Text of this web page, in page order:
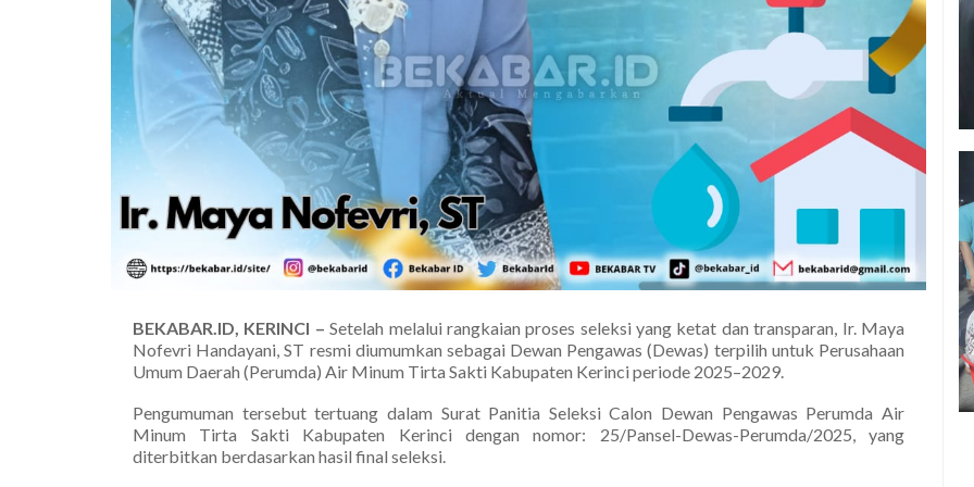
BEKABAR.ID, KERINCI –Setelah melalui rangkaian proses seleksi yang ketat dan transparan, Ir. Maya
Nofevri Handayani, ST resmi diumumkan sebagai Dewan Pengawas (Dewas) terpilih untuk Perusahaan
Umum Daerah (Perumda) Air Minum Tirta Sakti Kabupaten Kerinci periode 2025–2029.
Pengumuman tersebut tertuang dalam Surat Panitia Seleksi Calon Dewan Pengawas Perumda Air
Minum Tirta Sakti Kabupaten Kerinci dengan nomor: 25/Pansel-Dewas-Perumda/2025, yang
diterbitkan berdasarkan hasil final seleksi.